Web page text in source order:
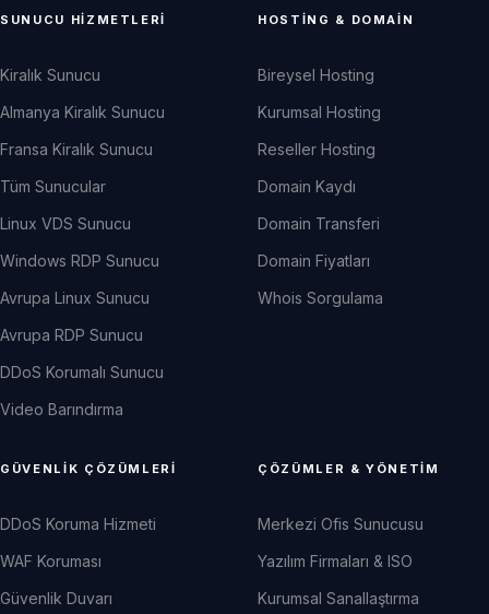
SUNUCU HIZMETLERI
Kiralık Sunucu
Almanya Kiralık Sunucu
Fransa Kiralık Sunucu
Tüm Sunucular
Linux VDS Sunucu
Windows RDP Sunucu
Avrupa Linux Sunucu
Avrupa RDP Sunucu
DDoS Korumalı Sunucu
Video Barındırma
HOSTING & DOMAIN
Bireysel Hosting
Kurumsal Hosting
Reseller Hosting
Domain Kaydı
Domain Transferi
Domain Fiyatları
Whois Sorgulama
GÜVENLIK ÇÖZÜMLERI
DDoS Koruma Hizmeti
WAF Koruması
Güvenlik Duvarı
ÇÖZÜMLER & YÖNETIM
Merkezi Ofis Sunucusu
Yazılım Firmaları & ISO
Kurumsal Sanallaştırma